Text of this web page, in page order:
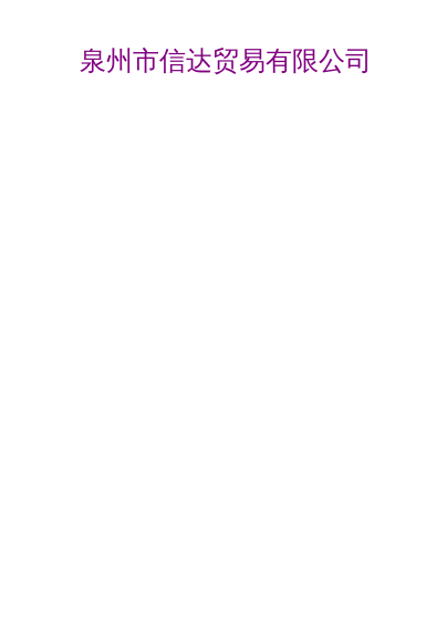
泉州市信达贸易有限公司